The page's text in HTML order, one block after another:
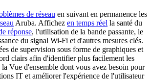
de réseau en suivant en permanence les
Aruba. Affichez en temps réel la santé du
réponse, l'utilisation de la bande passante, le
du signal Wi-Fi et d'autres mesures clés.
de supervision sous forme de graphiques et
clairs afin d'identifier plus facilement les
Vue d'ensemble dont vous avez besoin pour
IT et améliorer l'expérience de l'utilisateur